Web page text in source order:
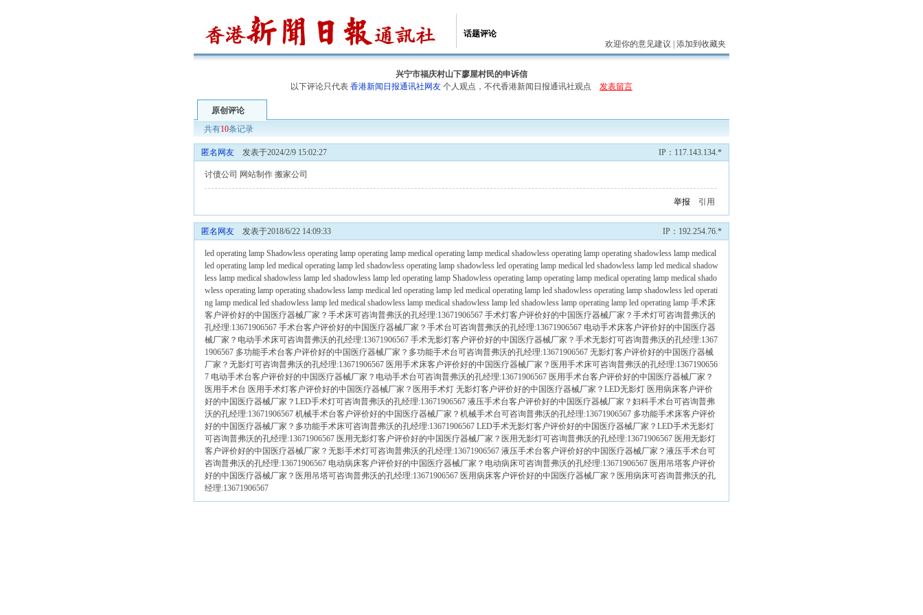
话题评论
欢迎你的意见建议 | 添加到收藏夹
兴宁市福庆村山下廖屋村民的申诉信
以下评论只代表 香港新闻日报通讯社网友 个人观点，不代香港新闻日报通讯社观点 发表留言
原创评论
共有10条记录
匿名网友 发表于2024/2/9 15:02:27 IP：117.143.134.*
讨债公司 网站制作 搬家公司
举报 引用
匿名网友 发表于2018/6/22 14:09:33 IP：192.254.76.*
led operating lamp Shadowless operating lamp operating lamp medical operating lamp medical shadowless operating lamp operating shadowless lamp medical
led operating lamp led medical operating lamp led shadowless operating lamp shadowless led operating lamp medical led shadowless lamp led medical shadow
less lamp medical shadowless lamp led shadowless lamp led operating lamp Shadowless operating lamp operating lamp medical operating lamp medical shado
wless operating lamp operating shadowless lamp medical led operating lamp led medical operating lamp led shadowless operating lamp shadowless led operati
ng lamp medical led shadowless lamp led medical shadowless lamp medical shadowless lamp led shadowless lamp operating lamp led operating lamp 手术床
客户评价好的中国医疗器械厂家？ 手术床可咨询普弗沃的孔经理:13671906567 手术灯客户评价好的中国医疗器械厂家？ 手术灯可咨询普弗沃的
孔经理:13671906567 手术台客户评价好的中国医疗器械厂家？ 手术台可咨询普弗沃的孔经理:13671906567 电动手术床客户评价好的中国医疗器
械厂家？ 电动手术床可咨询普弗沃的孔经理:13671906567 手术无影灯客户评价好的中国医疗器械厂家？ 手术无影灯可咨询普弗沃的孔经理:1367
1906567 多功能手术台客户评价好的中国医疗器械厂家？ 多功能手术台可咨询普弗沃的孔经理:13671906567 无影灯客户评价好的中国医疗器械
厂家？ 无影灯可咨询普弗沃的孔经理:13671906567 医用手术床客户评价好的中国医疗器械厂家？ 医用手术床可咨询普弗沃的孔经理:1367190656
7 电动手术台客户评价好的中国医疗器械厂家？ 电动手术台可咨询普弗沃的孔经理:13671906567 医用手术台客户评价好的中国医疗器械厂家？
医用手术台 医用手术灯客户评价好的中国医疗器械厂家？ 医用手术灯 无影灯客户评价好的中国医疗器械厂家？ LED无影灯 医用病床客户评价
好的中国医疗器械厂家？ LED手术灯可咨询普弗沃的孔经理:13671906567 液压手术台客户评价好的中国医疗器械厂家？ 妇科手术台可咨询普弗
沃的孔经理:13671906567 机械手术台客户评价好的中国医疗器械厂家？ 机械手术台可咨询普弗沃的孔经理:13671906567 多功能手术床客户评价
好的中国医疗器械厂家？ 多功能手术床可咨询普弗沃的孔经理:13671906567 LED手术无影灯客户评价好的中国医疗器械厂家？ LED手术无影灯
可咨询普弗沃的孔经理:13671906567 医用无影灯客户评价好的中国医疗器械厂家？ 医用无影灯可咨询普弗沃的孔经理:13671906567 医用无影灯
客户评价好的中国医疗器械厂家？ 无影手术灯可咨询普弗沃的孔经理:13671906567 液压手术台客户评价好的中国医疗器械厂家？ 液压手术台可
咨询普弗沃的孔经理:13671906567 电动病床客户评价好的中国医疗器械厂家？ 电动病床可咨询普弗沃的孔经理:13671906567 医用吊塔客户评价
好的中国医疗器械厂家？ 医用吊塔可咨询普弗沃的孔经理:13671906567 医用病床客户评价好的中国医疗器械厂家？ 医用病床可咨询普弗沃的孔
经理:13671906567